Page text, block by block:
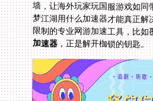
限制的专业网游加速工具，比如
加速器，正是解开枷锁的钥匙。